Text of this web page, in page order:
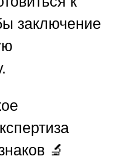
заключение
🔬